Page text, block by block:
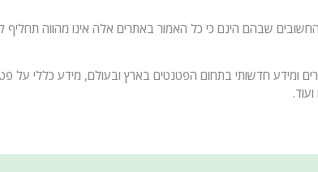
שבהם הינם כי כל האמור באתרים אלה אינו מהווה תחליף
ומידע חדשותי בתחום הפטנטים בארץ ובעולם, מידע כללי על